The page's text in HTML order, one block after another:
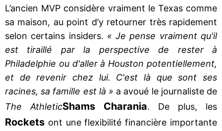
L’ancien MVP considère vraiment le Texas comme
sa maison, au point d’y retourner très rapidement
selon certains insiders. « Je pense vraiment qu'il
est tiraillé par la perspective de rester à
Philadelphie ou d'aller à Houston potentiellement,
et de revenir chez lui. C'est là que sont ses
racines, sa famille est là » a avoué le journaliste de
The AthleticShams Charania. De plus, les
Rockets ont une flexibilité financière importante